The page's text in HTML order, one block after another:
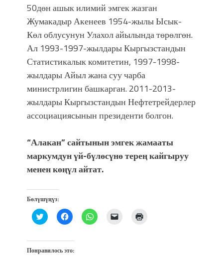
болмок”
50дөн ашык илимий эмгек жазган
Жумакадыр Акенеев 1954-жылы Ысык-
Көл облусунун Улахол айылында төрөлгөн.
Ал 1993-1997-жылдары Кыргызстандын
Статистикалык комитетин, 1997-1998-
жылдары Айыл жана суу чарба
министрлигин башкарган. 2011-2013-
жылдары Кыргызстандын Нефтетрейдерлер
ассоциациясынын президенти болгон.
“Алакан” сайтынын эмгек жамааты
маркумдун үй-бүлөсүнө терең кайгыруу
менен көңүл айтат.
Бөлүшүңүз:
Нажмите,
чтобы
Twitter
(Открывается
в
Нажмите,
чтобы
Facebook
(Открывается
в
Нажмите,
чтобы
Послать
ссылку
Понравилось это: